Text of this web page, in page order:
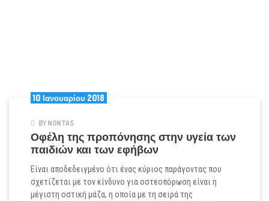
10 Ιανουαρίου 2018
BY NONTAS
Οφέλη της προπόνησης στην υγεία των
παιδιών και των εφήβων
Είναι αποδεδειγμένο ότι ένας κύριος παράγοντας που
σχετίζεται με τον κίνδυνο για οστεοπόρωση είναι η
μέγιστη οστική μάζα, η οποία με τη σειρά της